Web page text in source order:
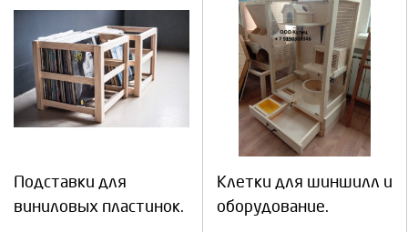
Подставки для
виниловых пластинок.
Клетки для шиншилл и
оборудование.